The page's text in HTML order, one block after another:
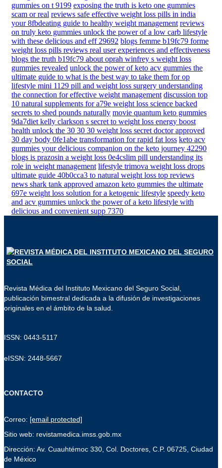
gummies on t 9199 exposing the truth is keto one gummies
scam or real reviews safe effective weight loss pills in india
your 8fbdeating guide to healthy weight management reviews
on truly keto gummies unlock the power of a low carb lifestyle
with these delicious and eff 29692 blogs femme b19fc79 forme
weight loss pills reviews real user experiences and effectiveness
blogs the truth b19fc79 about oprah winfrey s weight loss
gummies revealed unlock the power of keto acv gummies the
ultimate guide to what is the best way to take them for op
lifestyle mini 1129 pill and weight loss surgery understanding
the connection for effective weight management discussion top
10 natural supplements for a79e weight loss science backed
secrets to shed pounds naturally movie quantum keto gummies
9da7diet kelly clarkson s secret to weight loss energy boost
health unlock the 30 30 30 weight loss secret doctor approved
30 day body 0fe1abe transformation for rapid fat loss keto acv
gummies your delicious companion on the keto journey 42290
blogs is prazosin a weight loss 0e4cslim pill understanding its
role in weight management lifestyle trimova weight loss drops
ultimate guide 40b0cca3 to natural weight loss top reviews
news shark tank approved amazon keto gummies the ultimate
697e weight loss solution for a ketogenic lifestyle speedy keto
and acv gummies unlock the power of a keto lifestyle with
delicious and convenient supp 7370
Revista Médica del Instituto Mexicano del Seguro Social,
publicación bimestral dedicada a la difusión de investigaciones
originales en el ámbito de la salud.
ISSN: 0443-5117
eISSN: 2448-5667
CONTACTO
Correo: [email protected]
Sitio web: revistamedica.imss.gob.mx
Dirección: Av. Cuauhtémoc 330, Col. Doctores, C.P. 06725, Ciudad
de México